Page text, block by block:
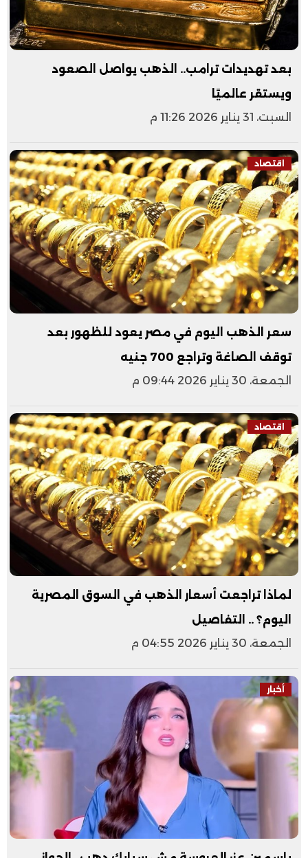
بعد تهديدات ترامب.. الذهب يواصل الصعود
ويستقر عالميًا
السبت، 31 يناير 2026 11:26 م
اقتصاد
سعر الذهب اليوم في مصر يعود للظهور بعد
توقف الصاغة وتراجع 700 جنيه
الجمعة، 30 يناير 2026 09:44 م
اقتصاد
لماذا تراجعت أسعار الذهب في السوق المصرية
اليوم؟ .. التفاصيل
الجمعة، 30 يناير 2026 04:55 م
أخبار